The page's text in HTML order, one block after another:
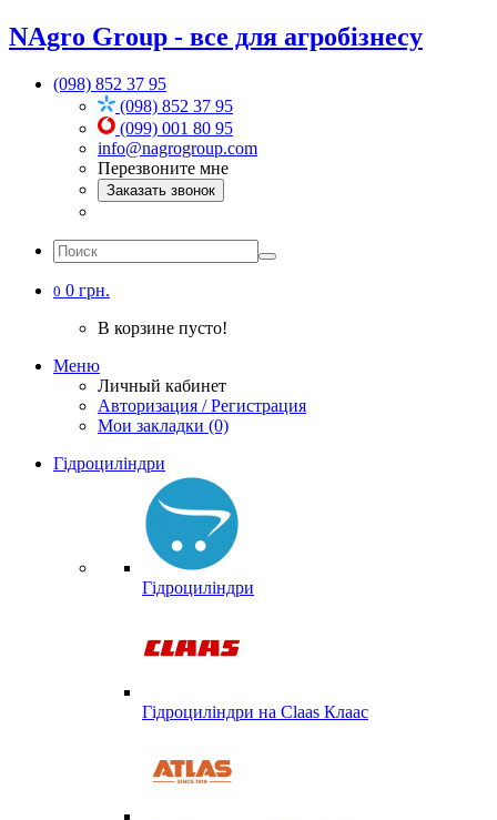
NAgro Group - все для агробізнесу
(098) 852 37 95
(098) 852 37 95
(099) 001 80 95
info@nagrogroup.com
Перезвоните мне
Заказать звонок
0 0 грн.
В корзине пусто!
Меню
Личный кабинет
Авторизация / Регистрация
Мои закладки (0)
Гідроциліндри
Гідроциліндри
Гідроциліндри на Claas Клаас